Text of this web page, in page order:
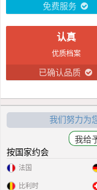
免费服务
认真
优质档案
已确认品质
我们努力为
按国家约会
法国
比利时